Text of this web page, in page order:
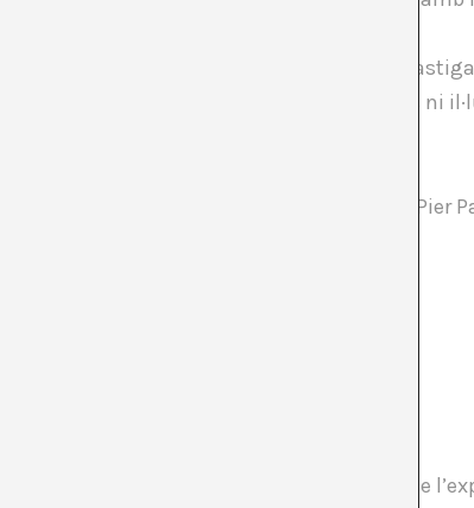
els seus pares han pecat, hauran de ser
democràtic—; i l’enuncia sense preàmbuls ni
, Pier
. El títol de